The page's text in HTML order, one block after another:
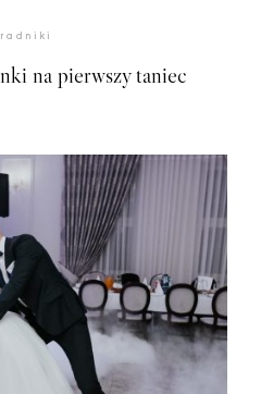
na pierwszy taniec